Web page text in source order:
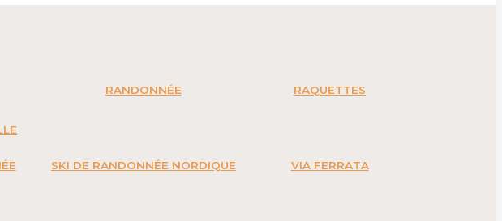
RANDONNÉE RAQUETTES
SKI DE RANDONNÉE NORDIQUE VIA FERRATA